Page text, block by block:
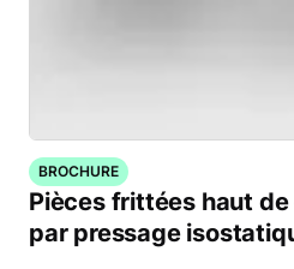
BROCHURE
Pièces frittées haut
par pressage